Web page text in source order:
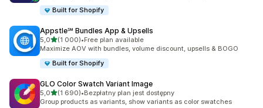
Built for Shopify
Appstle℠ Bundles App & Upsells
5,0na 5 gwiazdek
(1 000)
Łączna liczba recenzji: 1000
•Free plan available
Maximize AOV with bundles, volume discount, upsells & BOGO
Built for Shopify
GLO Color Swatch Variant Image
5,0na 5 gwiazdek
(1 690)
Łączna liczba recenzji: 1690
•Bezpłatny plan jest dostępny
Group products as variants, show variants as color swatches